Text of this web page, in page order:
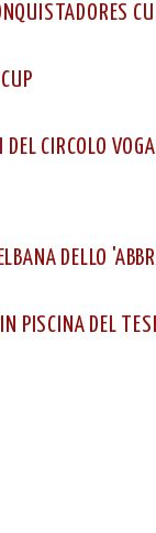
CIRCOLO
DELLO
PISCINA DEL